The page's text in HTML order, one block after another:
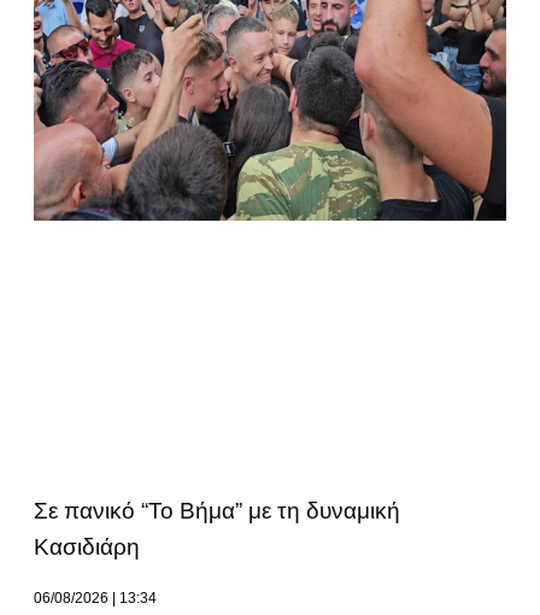
Σε πανικό “Το Βήμα” με τη δυναμική
Κασιδιάρη
06/08/2026 13:34